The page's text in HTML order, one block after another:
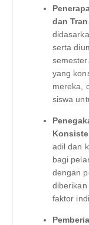
dan
serta
yang
mereka,
siswa
adil dan
bagi
dengan
faktor